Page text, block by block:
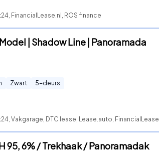
FinancialLease.nl, ROS finance
| Shadow Line | Panoramada
Zwart 5-deurs
Vakgarage, DTC lease, Lease.auto,
95, 6% / Trekhaak / Panoramadak